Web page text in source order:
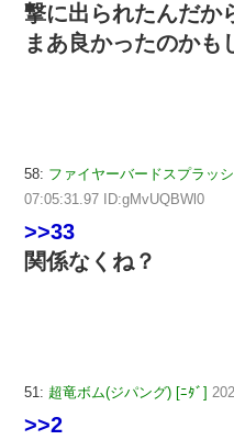
撃に出られたんだか
まあ良かったのかも
58: ファイヤーバードスプラッ
07:05:31.97 ID:gMvUQBWl0
>>33
関係なくね？
51: 超竜ボム(ジパング) [ﾆﾀﾞ]
>>2